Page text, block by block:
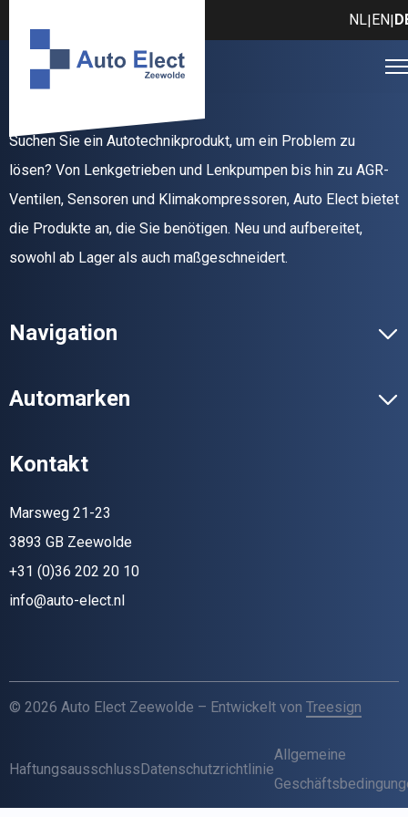
NL|EN|
Suchen Sie ein Autotechnikprodukt, um ein Problem zu
lösen? Von Lenkgetrieben und Lenkpumpen bis hin zu AGR-
Ventilen, Sensoren und Klimakompressoren, Auto Elect bietet
die Produkte an, die Sie benötigen. Neu und aufbereitet,
sowohl ab Lager als auch maßgeschneidert.
Navigation
Automarken
Kontakt
Marsweg 21-23
3893 GB Zeewolde
+31 (0)36 202 20 10
info@auto-elect.nl
© 2026 Auto Elect Zeewolde – Entwickelt von Treesign
Haftungsausschluss Datenschutzrichtlinie
Allgemeine